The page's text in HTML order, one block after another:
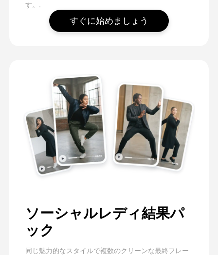
す。.
すぐに始めましょう
ソーシャルレディ結果パ
ック
同じ魅力的なスタイルで複数のクリーンな最終フレー